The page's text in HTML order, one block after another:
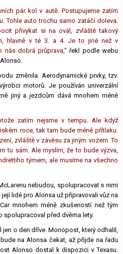
pár kol v autě. Postupujeme zatím
Tohle auto trochu samo zatáčí doleva.
přivykat si na ovál, zvláště takový
hlavně v té 3. a 4. Je to jiné než v
dobrá průprava,“ řekl podle webu
změnila. Aerodynamické prvky, tzv.
motorů. Je používán univerzální
jiný a jezdcům dává mnohem méně
zatím nejsme v tempu. Ale když
roce, tak tam bude méně přítlaku.
zvláště v závěsu za jiným vozem. To
tu sám. Ale myslím, že to bude výzva,
týmem, ale musíme na všechno
nebudou, spolupracovat s nimi
lidé pro Alonsa už připravovali vůz na
mnohem méně zkušeností než tým
před dvěma lety.
o den dříve. Monopost, který odhalil,
na Alonsa čekat, až přijde na řadu
Alonso dostal k dispozici v Texasu.